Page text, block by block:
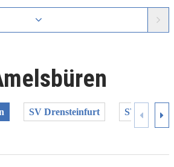
SV Drensteinfurt SV Herbern